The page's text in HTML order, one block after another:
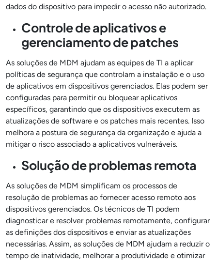
dados do dispositivo para impedir o acesso não autorizado.
Controle de aplicativos e
gerenciamento de patches
As soluções de MDM ajudam as equipes de TI a aplicar
políticas de segurança que controlam a instalação e o uso
de aplicativos em dispositivos gerenciados. Elas podem ser
configuradas para permitir ou bloquear aplicativos
específicos, garantindo que os dispositivos executem as
atualizações de software e os patches mais recentes. Isso
melhora a postura de segurança da organização e ajuda a
mitigar o risco associado a aplicativos vulneráveis.
Solução de problemas remota
As soluções de MDM simplificam os processos de
resolução de problemas ao fornecer acesso remoto aos
dispositivos gerenciados. Os técnicos de TI podem
diagnosticar e resolver problemas remotamente, configurar
as definições dos dispositivos e enviar as atualizações
necessárias. Assim, as soluções de MDM ajudam a reduzir o
tempo de inatividade, melhorar a produtividade e otimizar